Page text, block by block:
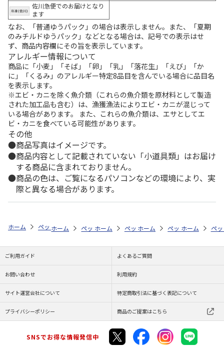
佐川急便でのお届けとなり
ます
なお、「普通ゆうパック」の場合は表示しません。また、「夏期
のみチルドゆうパック」などとなる場合は、記号での表示はせ
ず、商品内容欄にその旨を表示しています。
アレルギー情報について
商品に「小麦」「そば」「卵」「乳」「落花生」「えび」「か
に」「くるみ」のアレルギー特定8品目を含んでいる場合に品目名
を表示します。
※エビ・カニを除く魚介類（これらの魚介類を原材料として製造
された加工品も含む）は、漁獲漁法によりエビ・カニが混じって
いる場合があります。 また、これらの魚介類は、エサとしてエ
ビ・カニを食べている可能性があります。
その他
商品写真はイメージです。
商品内容として記載されていない「小道具類」はお届け
する商品に含まれておりません。
商品の色は、ご覧になるパソコンなどの環境により、実
際と異なる場合があります。
ホーム ペットストア ケージ・飼育その他用品 ポンプ・水質管理（
ホーム ペットストア ケージ・飼育その他用品 ポ
ホーム ペットストア ケージ・飼育その
ホーム ペットストア ケ
ホーム ペ
ご利用ガイド よくあるご質問
お問い合わせ 利用規約
サイト運営会社について 特定商取引法に基づく表記について
プライバシーポリシー 商品のご提案はこちら
SNSでお得な情報発信中